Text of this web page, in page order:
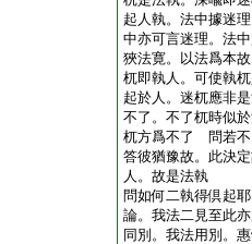
起人執。法中據迷
中亦可言迷理。法
狹法寛。以法爲本
杌即執人。可使執
起於人。迷杌應非
不了。不了杌時似
杌方爲不了 問若不
答彼猶豫故。此決
人。故是法執
問如何二執得倶
論。我法二見至此
同別。我法用別。